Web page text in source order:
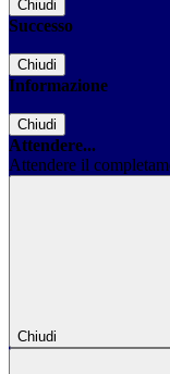
Chiudi
Successo
Chiudi
Informazione
Chiudi
Attendere...
Attendere il
Chiudi